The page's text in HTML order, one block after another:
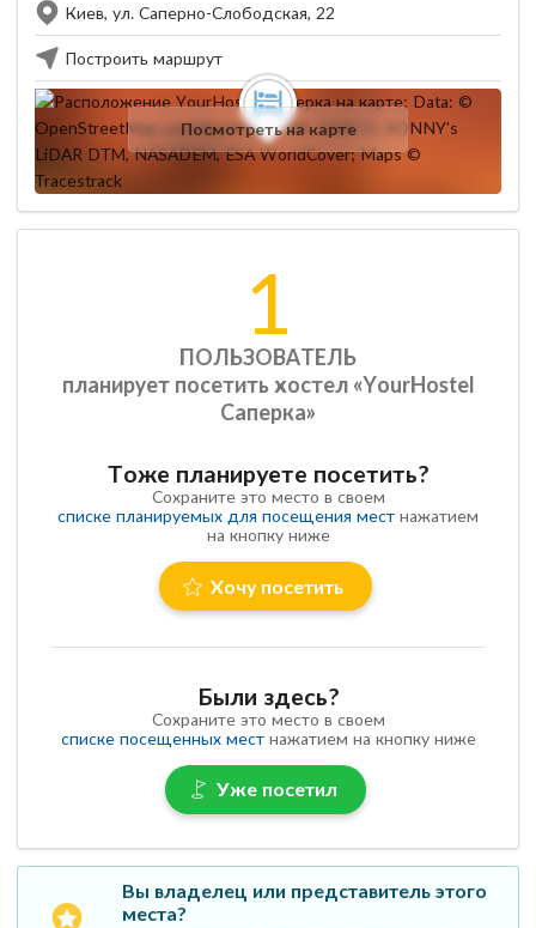
Киев, ул. Саперно-Слободская, 22
Построить маршрут
Посмотреть на карте
1
ПОЛЬЗОВАТЕЛЬ
планирует посетить хостел «YourHostel
Саперка»
Тоже планируете посетить?
Сохраните это место в своем
списке планируемых для посещения мест нажатием
на кнопку ниже
Хочу посетить
Были здесь?
Сохраните это место в своем
списке посещенных местнажатием на кнопку ниже
Уже посетил
Вы владелец или представитель этого
места?